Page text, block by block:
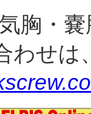
胸・
わせは